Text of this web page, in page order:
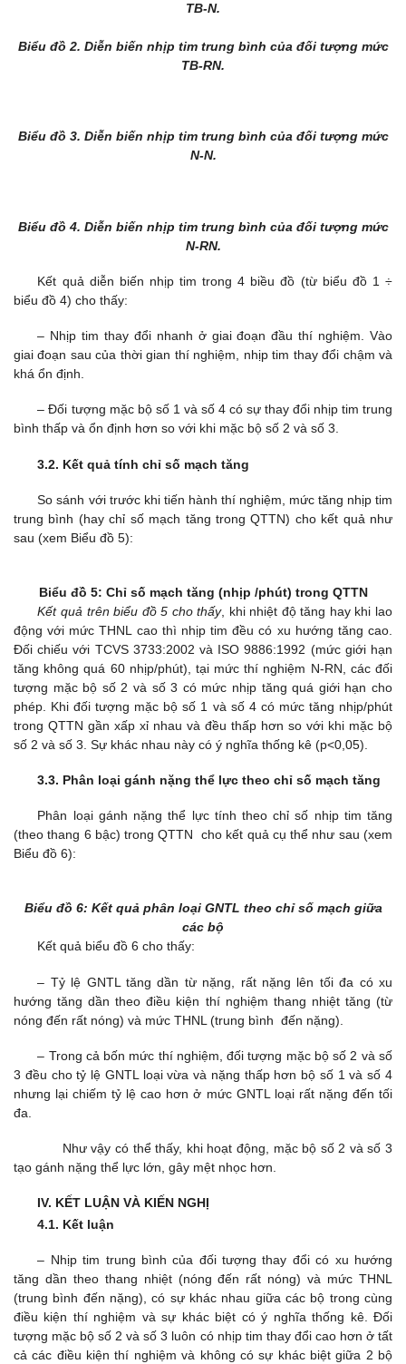
TB-N.
Biểu đồ 2. Diễn biến nhịp tim trung bình của đối tượng mức
TB-RN.
Biểu đồ 3. Diễn biến nhịp tim trung bình của đối tượng mức
N-N.
Biểu đồ 4. Diễn biến nhịp tim trung bình của đối tượng mức
N-RN.
Kết quả diễn biến nhịp tim trong 4 biều đồ (từ biểu đồ 1 ÷
biểu đồ 4) cho thấy:
– Nhịp tim thay đổi nhanh ở giai đoạn đầu thí nghiệm. Vào
giai đoạn sau của thời gian thí nghiệm, nhịp tim thay đổi chậm và
khá ổn định.
– Đối tượng mặc bộ số 1 và số 4 có sự thay đổi nhịp tim trung
bình thấp và ổn định hơn so với khi mặc bộ số 2 và số 3.
3.2. Kết quả tính chỉ số mạch tăng
So sánh với trước khi tiến hành thí nghiệm, mức tăng nhịp tim
trung bình (hay chỉ số mạch tăng trong QTTN) cho kết quả như
sau (xem Biểu đồ 5):
Biểu đồ 5: Chỉ số mạch tăng (nhịp /phút) trong QTTN
Kết quả trên biểu đồ 5 cho thấy, khi nhiệt độ tăng hay khi lao
động với mức THNL cao thì nhịp tim đều có xu hướng tăng cao.
Đối chiếu với TCVS 3733:2002 và ISO 9886:1992 (mức giới hạn
tăng không quá 60 nhịp/phút), tại mức thí nghiệm N-RN, các đối
tượng mặc bộ số 2 và số 3 có mức nhịp tăng quá giới hạn cho
phép. Khi đối tượng mặc bộ số 1 và số 4 có mức tăng nhịp/phút
trong QTTN gần xấp xỉ nhau và đều thấp hơn so với khi mặc bộ
số 2 và số 3. Sự khác nhau này có ý nghĩa thống kê (p<0,05).
3.3. Phân loại gánh nặng thể lực theo chỉ số mạch tăng
Phân loại gánh nặng thể lực tính theo chỉ số nhịp tim tăng
(theo thang 6 bậc) trong QTTN cho kết quả cụ thể như sau (xem
Biểu đồ 6):
Biểu đồ 6: Kết quả phân loại GNTL theo chỉ số mạch giữa
các bộ
Kết quả biểu đồ 6 cho thấy:
– Tỷ lệ GNTL tăng dần từ nặng, rất nặng lên tối đa có xu
hướng tăng dần theo điều kiện thí nghiệm thang nhiệt tăng (từ
nóng đến rất nóng) và mức THNL (trung bình đến nặng).
– Trong cả bốn mức thí nghiệm, đối tượng mặc bộ số 2 và số
3 đều cho tỷ lệ GNTL loại vừa và nặng thấp hơn bộ số 1 và số 4
nhưng lại chiếm tỷ lệ cao hơn ở mức GNTL loại rất nặng đến tối
đa.
Như vậy có thể thấy, khi hoạt động, mặc bộ số 2 và số 3
tạo gánh nặng thể lực lớn, gây mệt nhọc hơn.
IV. KẾT LUẬN VÀ KIẾN NGHỊ
4.1. Kết luận
– Nhịp tim trung bình của đối tượng thay đổi có xu hướng
tăng dần theo thang nhiệt (nóng đến rất nóng) và mức THNL
(trung bình đến nặng), có sự khác nhau giữa các bộ trong cùng
điều kiện thí nghiệm và sự khác biệt có ý nghĩa thống kê. Đối
tượng mặc bộ số 2 và số 3 luôn có nhịp tim thay đổi cao hơn ở tất
cả các điều kiện thí nghiệm và không có sự khác biệt giữa 2 bộ